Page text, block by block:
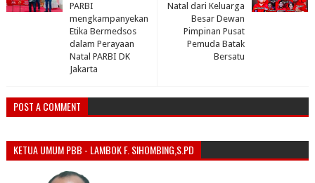
Natal dari Keluarga
Besar Dewan
Pimpinan Pusat
Pemuda Batak
Bersatu
PARBI
mengkampanyekan
Etika Bermedsos
dalam Perayaan
Natal PARBI DK
Jakarta
POST A COMMENT
KETUA UMUM PBB - LAMBOK F. SIHOMBING,S.PD